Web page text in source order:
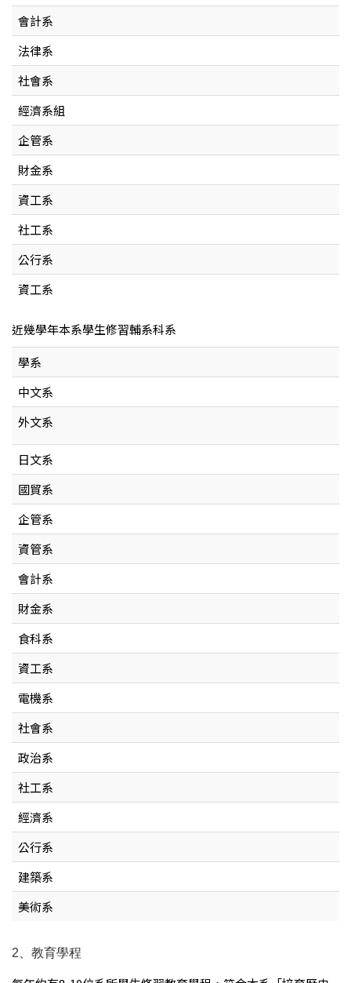
會計系
法律系
社會系
經濟系組
企管系
財金系
資工系
社工系
公行系
資工系
近幾學年本系學生修習輔系科系
學系
中文系
外文系
日文系
國貿系
企管系
資管系
會計系
財金系
食科系
資工系
電機系
社會系
政治系
社工系
經濟系
公行系
建築系
美術系
2、教育學程